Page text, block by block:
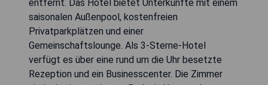
entfernt. Das Hotel bietet Unterkünfte mit einem
saisonalen Außenpool, kostenfreien
Privatparkplätzen und einer
Gemeinschaftslounge. Als 3-Sterne-Hotel
verfügt es über eine rund um die Uhr besetzte
Rezeption und ein Businesscenter. Die Zimmer